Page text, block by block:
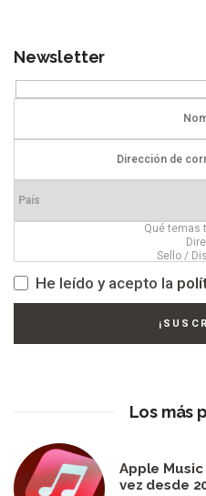
Newsletter
He leído y acepto la
Los más
Apple
vez desde